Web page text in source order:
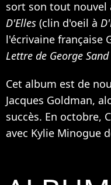
sort son tout
D'Elles (clin d'oeil à
l'écrivaine française
Lettre de George
Cet album est de
Jacques Goldman,
succès. En octobre,
avec Kylie Minogue